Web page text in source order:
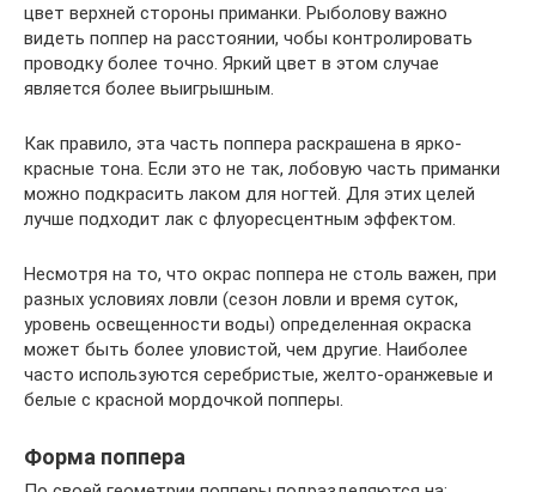
цвет верхней стороны приманки. Рыболову важно
видеть поппер на расстоянии, чобы контролировать
проводку более точно. Яркий цвет в этом случае
является более выигрышным.
Как правило, эта часть поппера раскрашена в ярко-
красные тона. Если это не так, лобовую часть приманки
можно подкрасить лаком для ногтей. Для этих целей
лучше подходит лак с флуоресцентным эффектом.
Несмотря на то, что окрас поппера не столь важен, при
разных условиях ловли (сезон ловли и время суток,
уровень освещенности воды) определенная окраска
может быть более уловистой, чем другие. Наиболее
часто используются серебристые, желто-оранжевые и
белые с красной мордочкой попперы.
Форма поппера